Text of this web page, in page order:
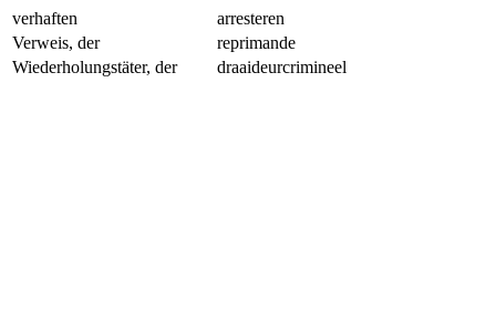
verhaften
arresteren
Verweis, der
reprimande
Wiederholungstäter, der
draaideurcrimineel